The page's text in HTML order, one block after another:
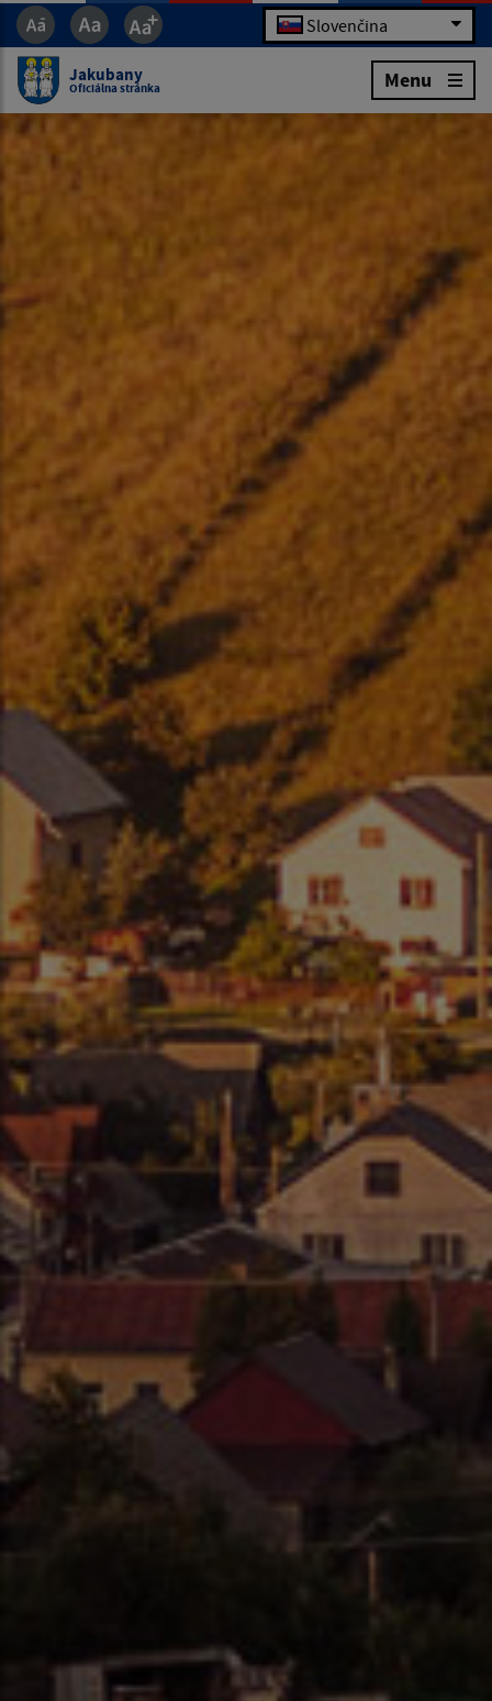
Slovenčina
Jakubany
Oficiálna stránka Menu